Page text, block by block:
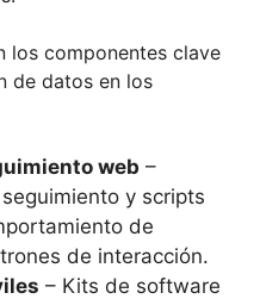
los componentes clave
de datos en los
web –
y scripts
de
de interacción.
– Kits de software